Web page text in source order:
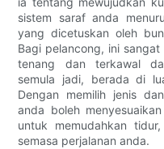
sistem saraf anda
yang dicetuskan oleh
Bagi pelancong, ini
tenang dan terkawal
semula jadi, berada di
Dengan memilih jenis
anda boleh
untuk memudahkan
semasa perjalanan anda.